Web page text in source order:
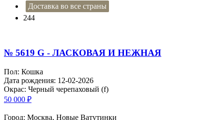
Доставка во все страны
244
№ 5619 G - ЛАСКОВАЯ И НЕЖНАЯ
Пол: Кошка
Дата рождения: 12-02-2026
Окрас: Черный черепаховый (f)
50 000 ₽
Город: Москва, Новые Ватутинки